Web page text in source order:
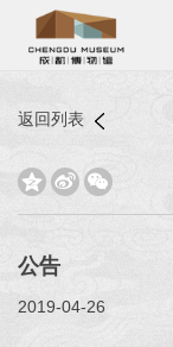
返回列表
  
公告
2019-04-26